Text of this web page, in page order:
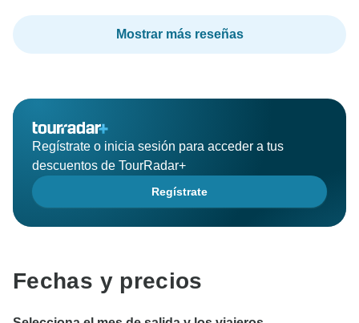
Mostrar más reseñas
Regístrate o inicia sesión para acceder a tus
descuentos de TourRadar+
Regístrate
Fechas y precios